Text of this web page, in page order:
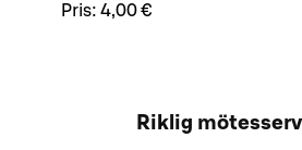
Pris: 4,00 €
Riklig